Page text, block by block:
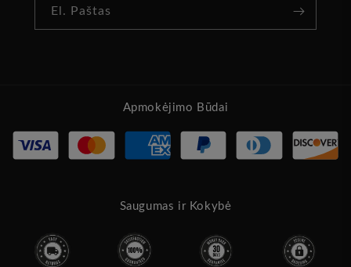
El. Paštas
Apmokėjimo Būdai
Saugumas ir Kokybė